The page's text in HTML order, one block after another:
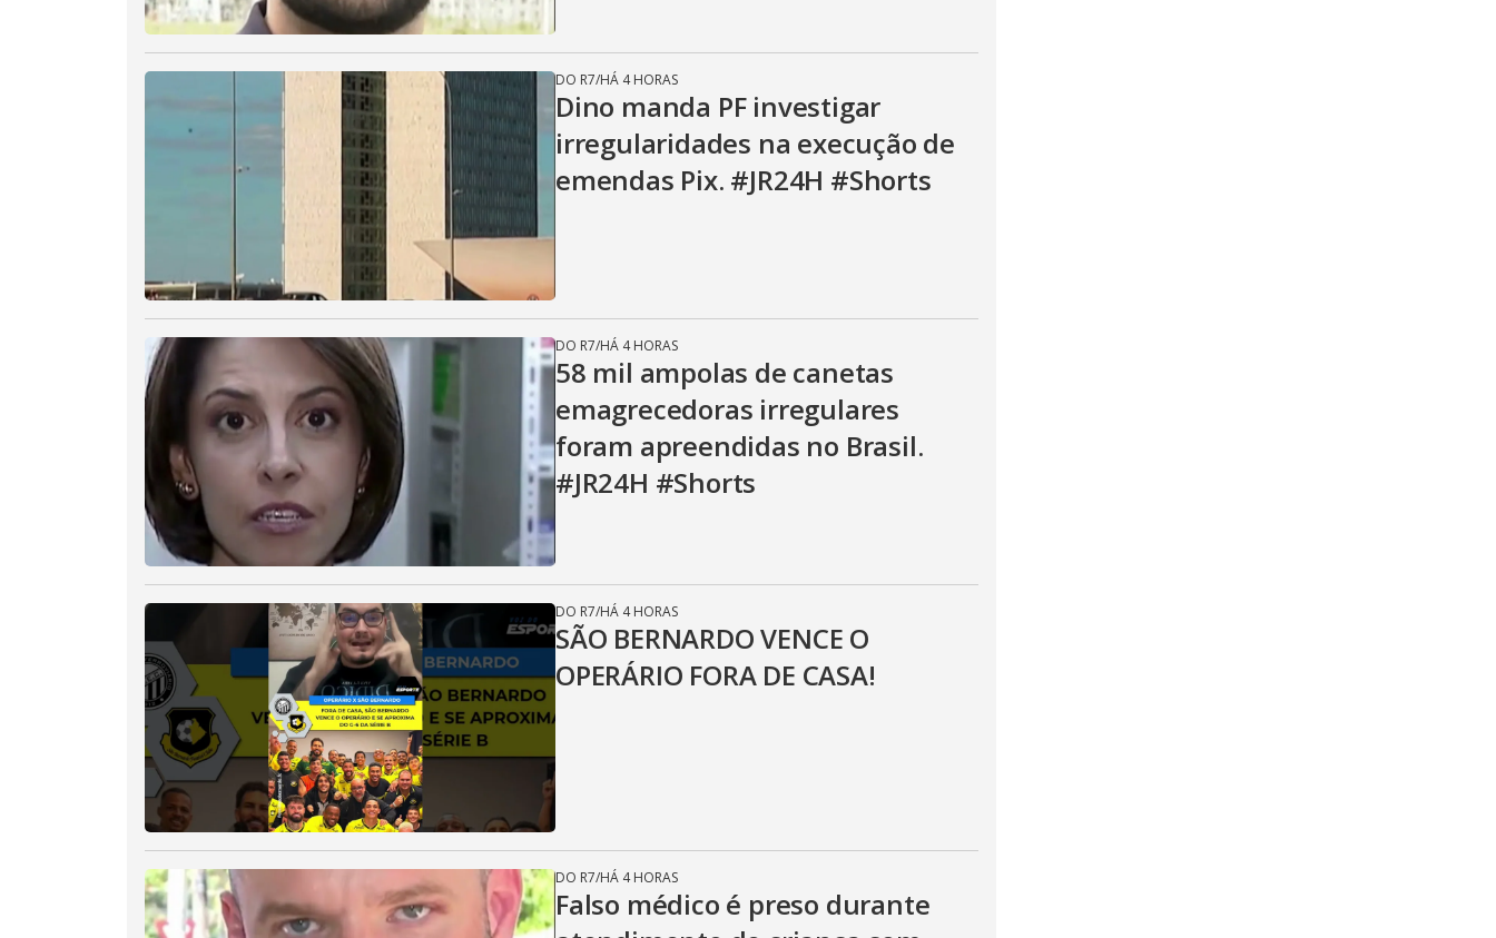
DO R7/HÁ 4 HORAS
Dino manda PF investigar
irregularidades na execução de
emendas Pix. #JR24H #Shorts
DO R7/HÁ 4 HORAS
58 mil ampolas de canetas
emagrecedoras irregulares
foram apreendidas no Brasil.
#JR24H #Shorts
DO R7/HÁ 4 HORAS
SÃO BERNARDO VENCE O
OPERÁRIO FORA DE CASA!
DO R7/HÁ 4 HORAS
Falso médico é preso durante